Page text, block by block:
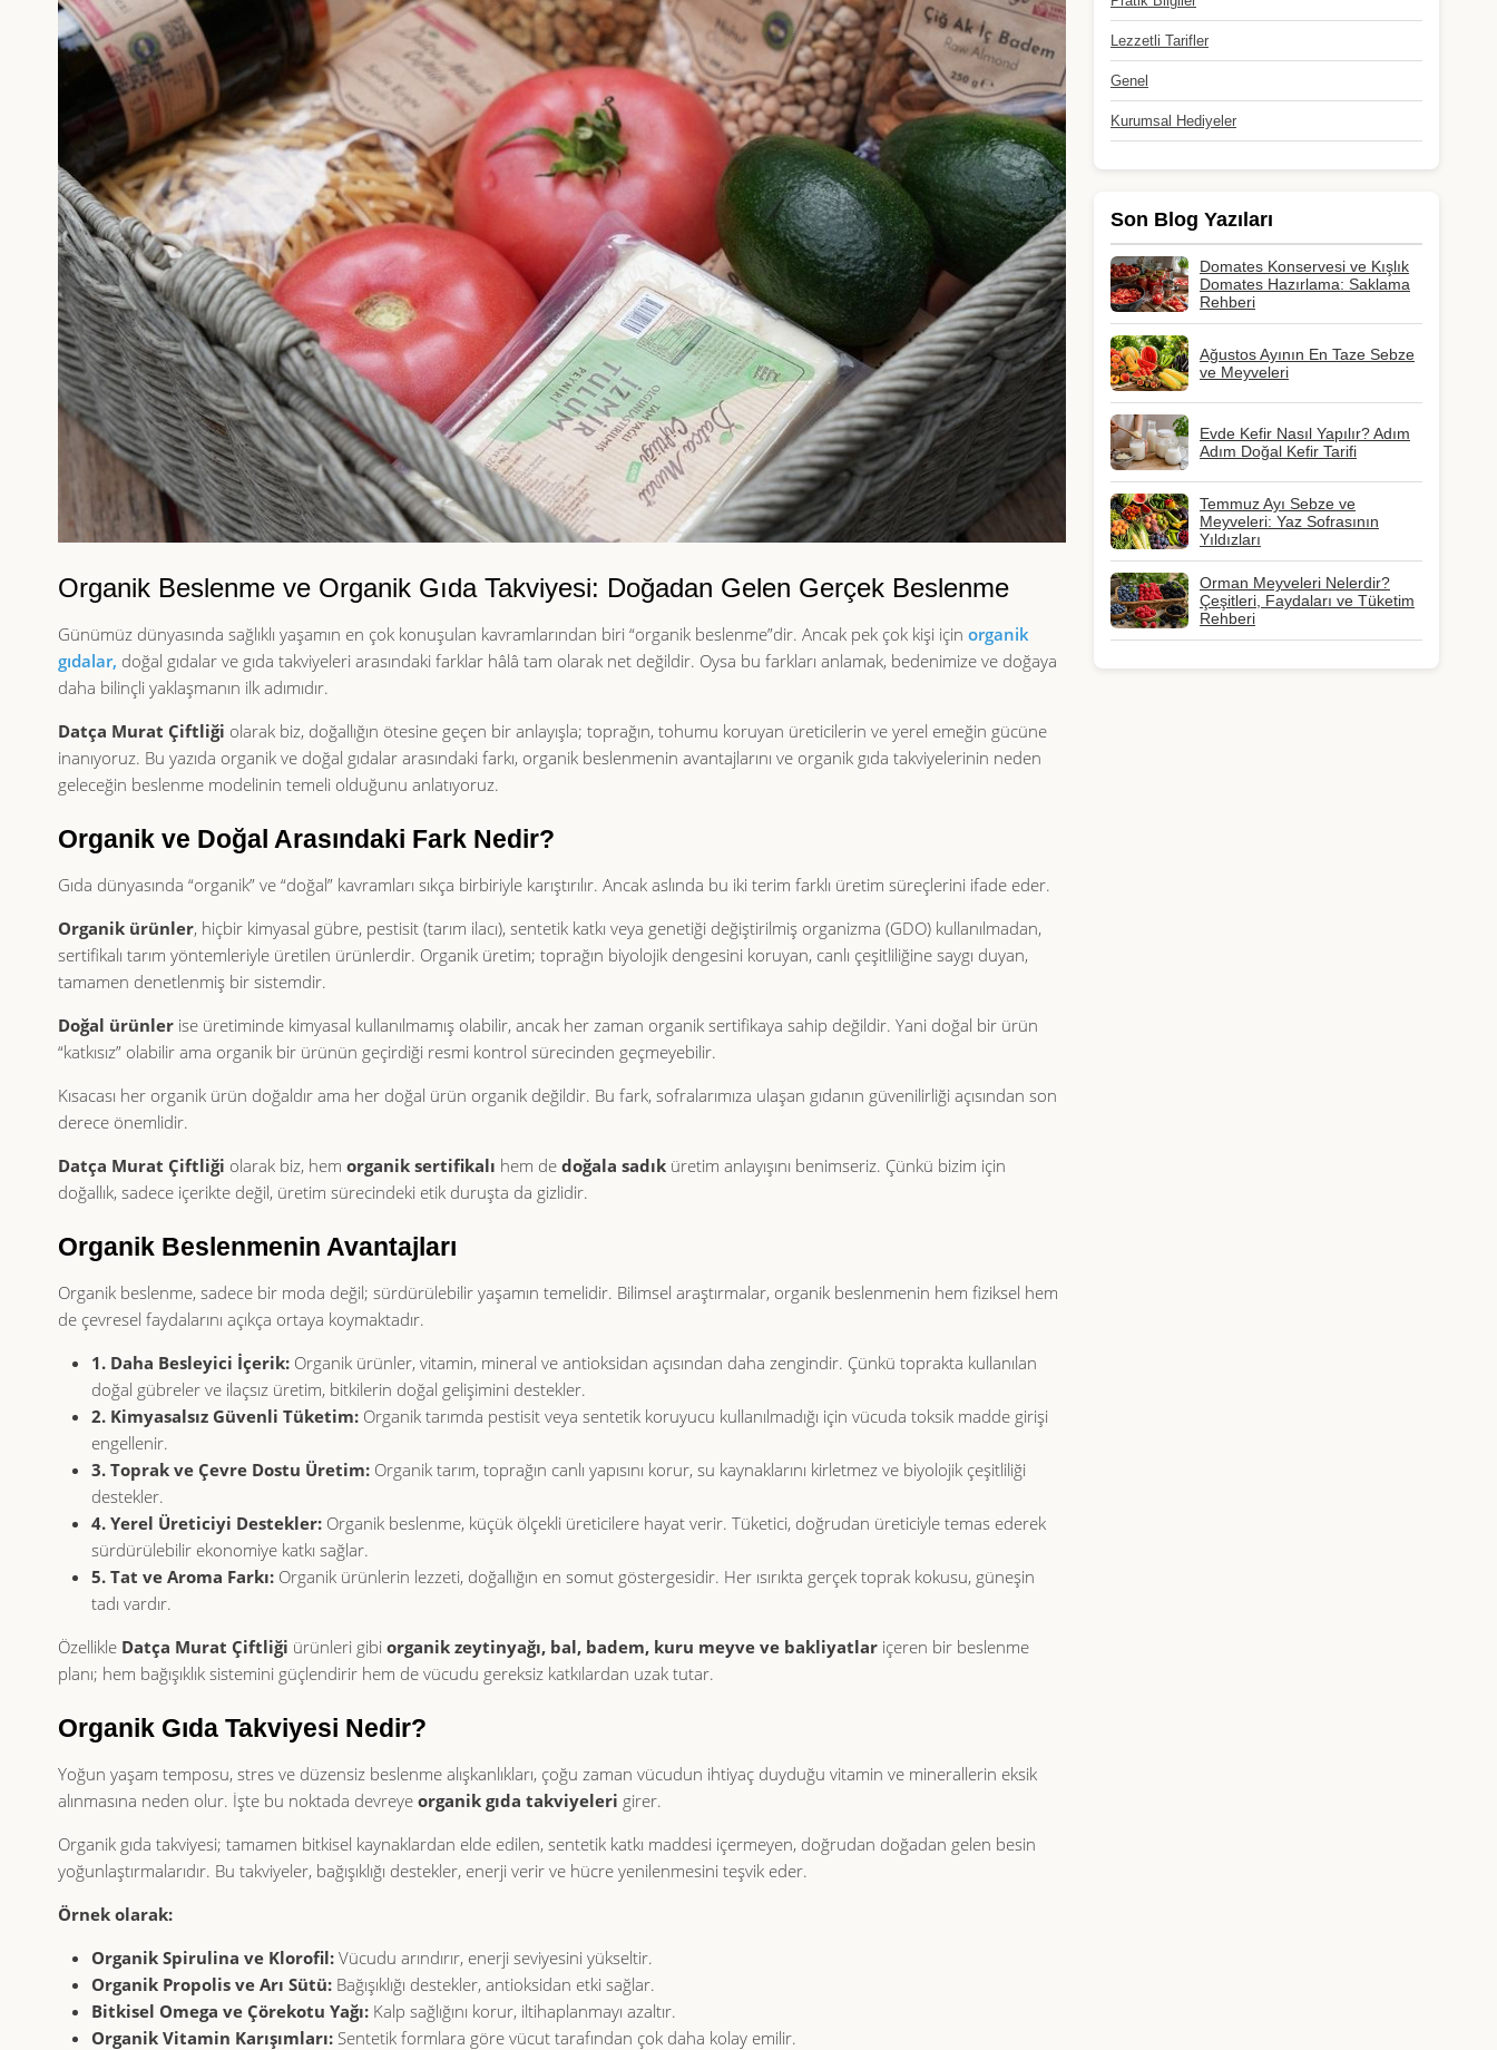
Et & Tavuk Suyu
Organik Beslenme ve Organik Gıda Takviyesi: Doğadan Gelen Gerçek Beslenme
Günümüz dünyasında sağlıklı yaşamın en çok konuşulan kavramlarından biri “organik beslenme”dir. Ancak pek çok kişi için organik
gıdalar, doğal gıdalar ve gıda takviyeleri arasındaki farklar hâlâ tam olarak net değildir. Oysa bu farkları anlamak, bedenimize ve doğaya
daha bilinçli yaklaşmanın ilk adımıdır.
Datça Murat Çiftliği olarak biz, doğallığın ötesine geçen bir anlayışla; toprağın, tohumu koruyan üreticilerin ve yerel emeğin gücüne
inanıyoruz. Bu yazıda organik ve doğal gıdalar arasındaki farkı, organik beslenmenin avantajlarını ve organik gıda takviyelerinin neden
geleceğin beslenme modelinin temeli olduğunu anlatıyoruz.
Organik ve Doğal Arasındaki Fark Nedir?
Gıda dünyasında “organik” ve “doğal” kavramları sıkça birbiriyle karıştırılır. Ancak aslında bu iki terim farklı üretim süreçlerini ifade eder.
Organik ürünler, hiçbir kimyasal gübre, pestisit (tarım ilacı), sentetik katkı veya genetiği değiştirilmiş organizma (GDO) kullanılmadan,
sertifikalı tarım yöntemleriyle üretilen ürünlerdir. Organik üretim; toprağın biyolojik dengesini koruyan, canlı çeşitliliğine saygı duyan,
tamamen denetlenmiş bir sistemdir.
Doğal ürünler ise üretiminde kimyasal kullanılmamış olabilir, ancak her zaman organik sertifikaya sahip değildir. Yani doğal bir ürün
“katkısız” olabilir ama organik bir ürünün geçirdiği resmi kontrol sürecinden geçmeyebilir.
Kısacası her organik ürün doğaldır ama her doğal ürün organik değildir. Bu fark, sofralarımıza ulaşan gıdanın güvenilirliği açısından son
derece önemlidir.
Datça Murat Çiftliği olarak biz, hem organik sertifikalı hem de doğala sadık üretim anlayışını benimseriz. Çünkü bizim için
doğallık, sadece içerikte değil, üretim sürecindeki etik duruşta da gizlidir.
Organik Beslenmenin Avantajları
Organik beslenme, sadece bir moda değil; sürdürülebilir yaşamın temelidir. Bilimsel araştırmalar, organik beslenmenin hem fiziksel hem
de çevresel faydalarını açıkça ortaya koymaktadır.
1. Daha Besleyici İçerik: Organik ürünler, vitamin, mineral ve antioksidan açısından daha zengindir. Çünkü toprakta kullanılan
doğal gübreler ve ilaçsız üretim, bitkilerin doğal gelişimini destekler.
2. Kimyasalsız Güvenli Tüketim: Organik tarımda pestisit veya sentetik koruyucu kullanılmadığı için vücuda toksik madde girişi
engellenir.
3. Toprak ve Çevre Dostu Üretim: Organik tarım, toprağın canlı yapısını korur, su kaynaklarını kirletmez ve biyolojik çeşitliliği
destekler.
4. Yerel Üreticiyi Destekler: Organik beslenme, küçük ölçekli üreticilere hayat verir. Tüketici, doğrudan üreticiyle temas ederek
sürdürülebilir ekonomiye katkı sağlar.
5. Tat ve Aroma Farkı: Organik ürünlerin lezzeti, doğallığın en somut göstergesidir. Her ısırıkta gerçek toprak kokusu, güneşin
tadı vardır.
Özellikle Datça Murat Çiftliği ürünleri gibi organik zeytinyağı, bal, badem, kuru meyve ve bakliyatlar içeren bir beslenme
planı; hem bağışıklık sistemini güçlendirir hem de vücudu gereksiz katkılardan uzak tutar.
Organik Gıda Takviyesi Nedir?
Yoğun yaşam temposu, stres ve düzensiz beslenme alışkanlıkları, çoğu zaman vücudun ihtiyaç duyduğu vitamin ve minerallerin eksik
alınmasına neden olur. İşte bu noktada devreye organik gıda takviyeleri girer.
Organik gıda takviyesi; tamamen bitkisel kaynaklardan elde edilen, sentetik katkı maddesi içermeyen, doğrudan doğadan gelen besin
yoğunlaştırmalarıdır. Bu takviyeler, bağışıklığı destekler, enerji verir ve hücre yenilenmesini teşvik eder.
Örnek olarak:
Organik Spirulina ve Klorofil: Vücudu arındırır, enerji seviyesini yükseltir.
Organik Propolis ve Arı Sütü: Bağışıklığı destekler, antioksidan etki sağlar.
Bitkisel Omega ve Çörekotu Yağı: Kalp sağlığını korur, iltihaplanmayı azaltır.
Organik Vitamin Karışımları: Sentetik formlara göre vücut tarafından çok daha kolay emilir.
Lezzetli Tarifler
Genel
Kurumsal Hediyeler
Son Blog Yazıları
Domates Konservesi ve Kışlık
Domates Hazırlama: Saklama
Rehberi
Ağustos Ayının En Taze Sebze
ve Meyveleri
Evde Kefir Nasıl Yapılır? Adım
Adım Doğal Kefir Tarifi
Temmuz Ayı Sebze ve
Meyveleri: Yaz Sofrasının
Yıldızları
Orman Meyveleri Nelerdir?
Çeşitleri, Faydaları ve Tüketim
Rehberi